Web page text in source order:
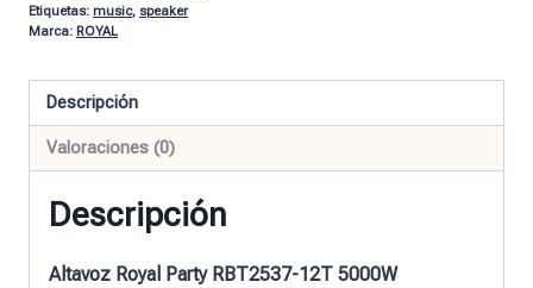
Etiquetas: music, speaker
Marca: ROYAL
Descripción
Valoraciones (0)
Descripción
Altavoz Royal Party RBT2537-12T 5000W